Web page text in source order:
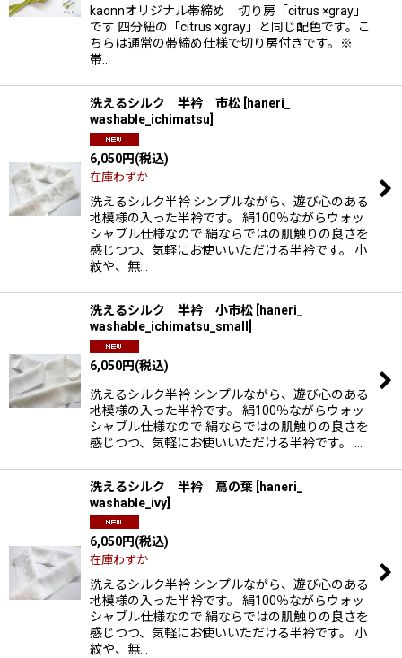
kaonnオリジナル帯締め 切り房「citrus ×gray」
です 四分紐の「citrus ×gray」と同じ配色です。こ
ちらは通常の帯締め仕様で切り房付きです。※
帯…
洗えるシルク 半衿 市松
haneri_
washable_ichimatsu
6,050円(税込)
在庫わずか
洗えるシルク半衿 シンプルながら、遊び心のある
地模様の入った半衿です。 絹100％ながらウォッ
シャブル仕様なので 絹ならではの肌触りの良さを
感じつつ、気軽にお使いいただける半衿です。 小
紋や、無…
洗えるシルク 半衿 小市松
haneri_
washable_ichimatsu_small
6,050円(税込)
洗えるシルク半衿 シンプルながら、遊び心のある
地模様の入った半衿です。 絹100％ながらウォッ
シャブル仕様なので 絹ならではの肌触りの良さを
感じつつ、気軽にお使いいただける半衿です。 …
洗えるシルク 半衿 蔦の葉
haneri_
washable_ivy
6,050円(税込)
在庫わずか
洗えるシルク半衿 シンプルながら、遊び心のある
地模様の入った半衿です。 絹100％ながらウォッ
シャブル仕様なので 絹ならではの肌触りの良さを
感じつつ、気軽にお使いいただける半衿です。 小
紋や、無…